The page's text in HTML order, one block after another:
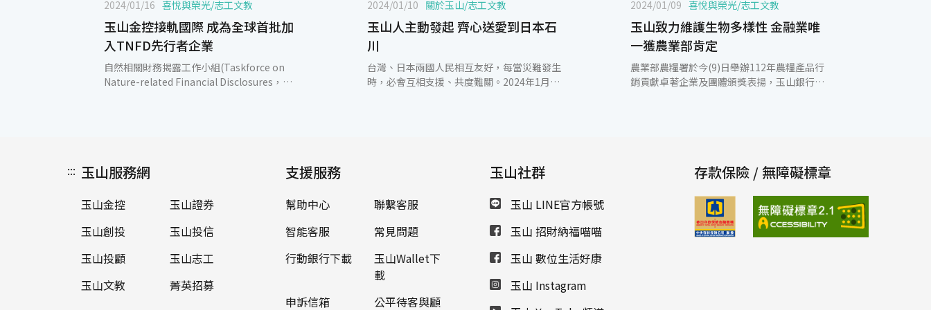
2024/01/16 喜悅與榮光/志工文教
玉山金控接軌國際 成為全球首批加
入TNFD先行者企業
自然相關財務揭露工作小組(Taskforce on
Nature-related Financial Disclosures，
2025年之前依據TNFD進行資訊揭露，玉山除
了已承諾要在2025年(即2024財務年度)依循
TNFD完成資訊揭露，更將持續號召更多志同
道合的企業夥伴，共同為自然環境盡一份心
力。此外，玉山已連續兩年發布「氣候暨自然
環境報告書」，為臺灣首家整合氣候相關財務
揭露(TCFD)與自然相關財務揭露(TNFD Beta
TNFD國際組織肯定，並收錄為TNFD金融業
指引案例。 玉山長期關注氣候暨自然環境議
2024/01/10 關於玉山/志工文教
玉山人主動發起 齊心送愛到日本石
川
台灣、日本兩國人民相互友好，每當災難發生
時，必會互相支援、共度難關。2024年1月1
連同玉山金控、玉山銀行共同捐贈5,000萬日
圓。 相關經費將透過衛生福利部賑災專戶，由
外交部統籌協助日本醫療、人道救援與衛生安
全工作。玉山人秉持著「知福、惜緣、感恩」
的精神，愛是無國界，善盡世界公民的社會責
任，也傳遞台灣正面良善的影響力，期待災民
早日度過難關、重建家園，恢復正常生活，天
佑日本、日本加油。
2024/01/09 喜悅與榮光/志工文教
玉山致力維護生物多樣性 金融業唯
一獲農業部肯定
農業部農糧署於今(9)日舉辦112年農糧產品行
銷貢獻卓著企業及團體頒獎表揚，玉山銀行以
農糧署、中衛發展中心首創產銷履歷貸款專
案，協助農產品經營者在生產過程中遵循「臺
灣良好農業規範(TGAP)」並取得產銷履歷驗
證過程所需資金；舉辦多場產銷履歷加工驗證
說明會，透過串聯輔導與資金平台鼓勵更多業
者加入產銷履歷驗證行列，共同推動永續農業
::: 玉山服務網
玉山金控
玉山證券
玉山創投
玉山投信
玉山投顧
玉山志工
玉山文教
菁英招募
支援服務
幫助中心
聯繫客服
智能客服
常見問題
行動銀行下載
玉山Wallet下
載
申訴信箱
公平待客與顧
玉山社群
玉山 LINE官方帳號
玉山 招財納福喵喵
玉山 數位生活好康
玉山 Instagram
存款保險 / 無障礙標章